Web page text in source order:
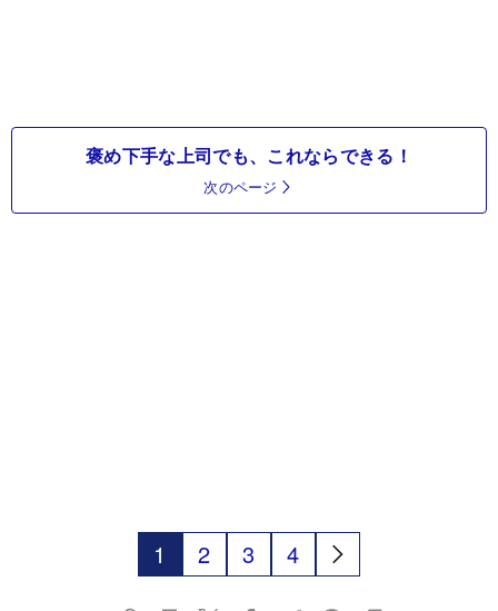
褒め下手な上司でも、これならできる！
次のページ
1 2 3 4